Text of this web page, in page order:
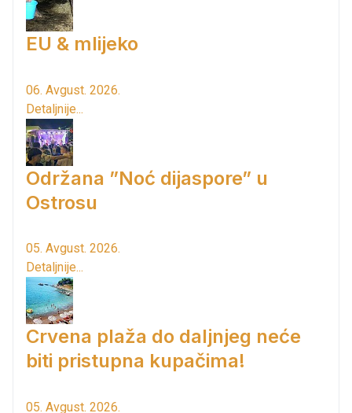
EU & mlijeko
06. Avgust. 2026.
Detaljnije...
Održana ”Noć dijaspore” u
Ostrosu
05. Avgust. 2026.
Detaljnije...
Crvena plaža do daljnjeg neće
biti pristupna kupačima!
05. Avgust. 2026.